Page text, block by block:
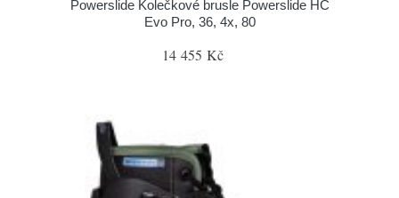
Powerslide Kolečkové brusle Powerslide HC
Evo Pro, 36, 4x, 80
14 455 Kč